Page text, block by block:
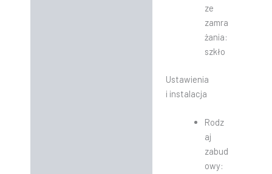
ze
zamra
żania:
szkło
Ustawienia
i instalacja
Rodz
aj
zabud
owy: